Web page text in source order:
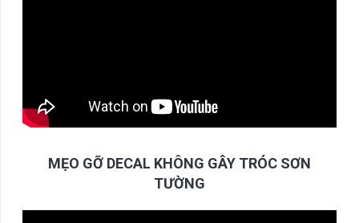
MẸO GỠ DECAL KHÔNG GÂY TRÓC SƠN
TƯỜNG